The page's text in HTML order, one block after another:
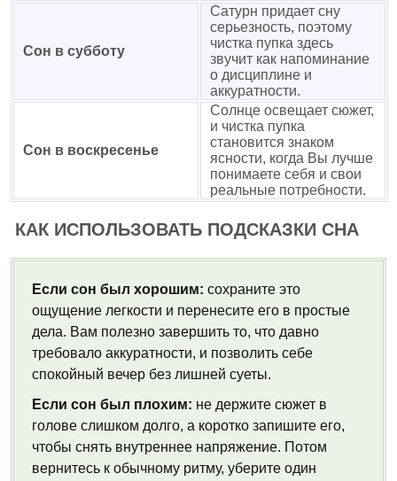
Сон в субботу
Сатурн придает сну
серьезность, поэтому
чистка пупка здесь
звучит как напоминание
о дисциплине и
аккуратности.
Сон в воскресенье
Солнце освещает сюжет,
и чистка пупка
становится знаком
ясности, когда Вы лучше
понимаете себя и свои
реальные потребности.
КАК ИСПОЛЬЗОВАТЬ ПОДСКАЗКИ СНА
Если сон был хорошим: сохраните это
ощущение легкости и перенесите его в простые
дела. Вам полезно завершить то, что давно
требовало аккуратности, и позволить себе
спокойный вечер без лишней суеты.
Если сон был плохим: не держите сюжет в
голове слишком долго, а коротко запишите его,
чтобы снять внутреннее напряжение. Потом
вернитесь к обычному ритму, уберите один